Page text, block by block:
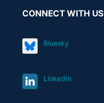
CONNECT WITH US
Bluesky
LinkedIn